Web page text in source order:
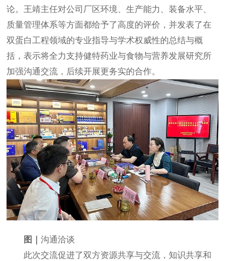
论。王靖主任对公司厂区环境、生产能力、装备水平、
质量管理体系等方面都给予了高度的评价，并发表了在
双蛋白工程领域的专业指导与学术权威性的总结与概
括，表示将全力支持健特药业与食物与营养发展研究所
加强沟通交流，后续开展更务实的合作。
图｜沟通洽谈
此次交流促进了双方资源共享与交流，知识共享和